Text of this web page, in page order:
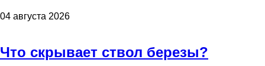
04 августа 2026
Что скрывает ствол березы?